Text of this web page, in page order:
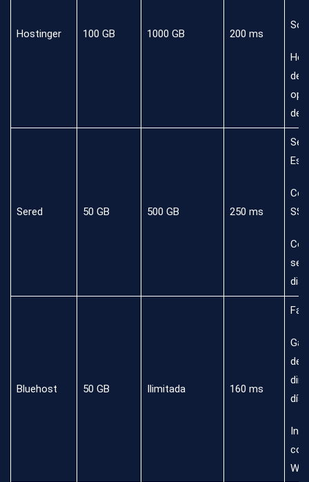
Hostinger 100 GB 1000 GB 200 ms
de
de
Sered 50 GB 500 GB 250 ms
Bluehost 50 GB Ilimitada 160 ms
días
con